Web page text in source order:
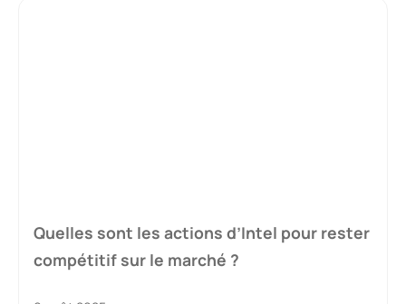
Quelles sont les actions d’Intel pour rester
compétitif sur le marché ?